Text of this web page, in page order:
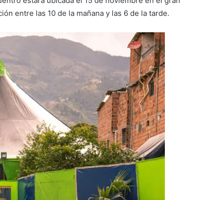
entre las 10 de la mañana y las 6 de la tarde.